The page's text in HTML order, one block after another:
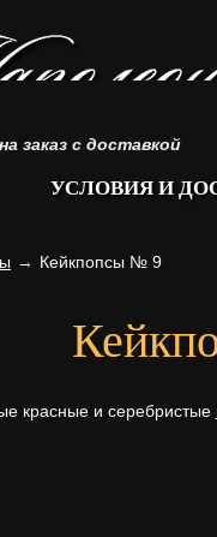
заказ с доставкой
УСЛОВИЯ И
→ Кейкпопсы № 9
красные и серебристые